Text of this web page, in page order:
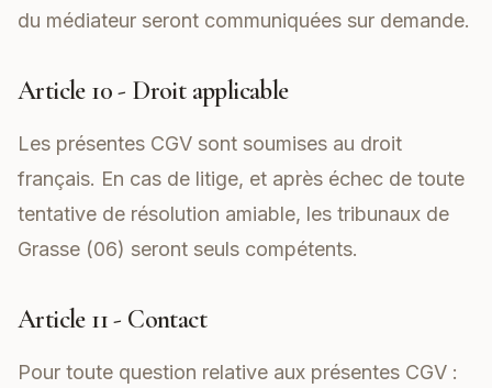
du médiateur seront communiquées sur demande.
Article 10 - Droit applicable
Les présentes CGV sont soumises au droit
français. En cas de litige, et après échec de toute
tentative de résolution amiable, les tribunaux de
Grasse (06) seront seuls compétents.
Article 11 - Contact
Pour toute question relative aux présentes CGV :